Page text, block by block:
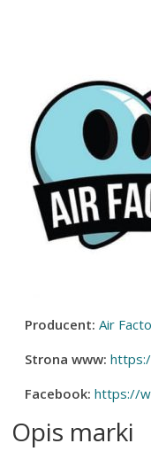
Producent: Air
Strona www:
Facebook: https://
Opis marki